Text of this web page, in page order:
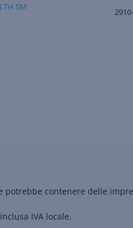
SM
potrebbe contenere delle
IVA locale.